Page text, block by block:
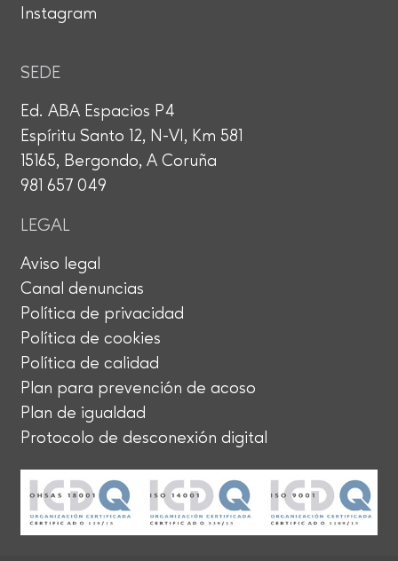
Instagram
SEDE
Ed. ABA Espacios P4
Espíritu Santo 12, N-VI, Km 581
15165, Bergondo, A Coruña
981 657 049
LEGAL
Aviso legal
Canal denuncias
Política de privacidad
Política de cookies
Política de calidad
Plan para prevención de acoso
Plan de igualdad
Protocolo de desconexión digital